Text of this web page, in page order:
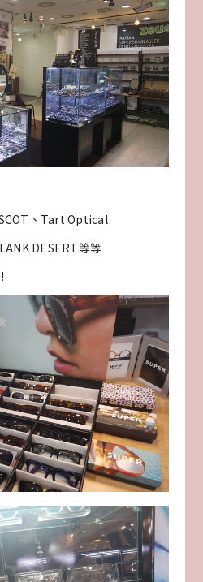
、Tart Optical
DESERT等等